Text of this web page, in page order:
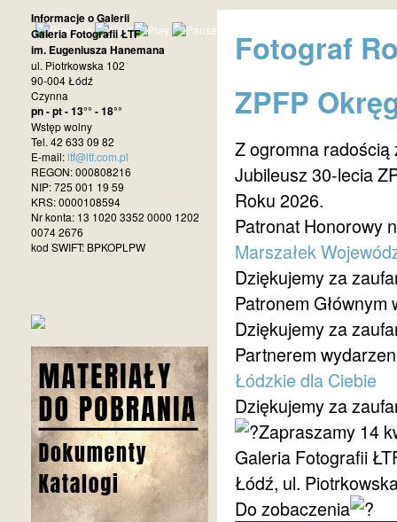
Fotograf
ZPFP
Z ogromna
Jubileusz 30-lecia
Roku 2026.
Patronat Honorowy
Marszałek
Dziękujemy za
Patronem
Dziękujemy za
Partnerem
Łódzkie dla Ciebie
Dziękujemy za
Zapraszamy 14
Galeria Fotografii
Łódź, ul.
Do zobaczenia
Informacje o Galerii
Galeria Fotografii ŁTF
im. Eugeniusza Hanemana
ul. Piotrkowska 102
90-004 Łódź
Czynna
pn - pt - 13°° - 18°°
Wstęp wolny
Tel. 42 633 09 82
E-mail:ltf@ltf.com.pl
REGON: 000808216
NIP: 725 001 19 59
KRS: 0000108594
Nr konta: 13 1020 3352 0000 1202
0074 2676
kod SWIFT: BPKOPLPW